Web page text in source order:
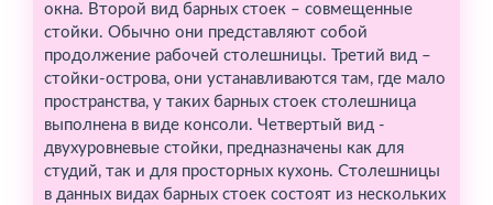
окна. Второй вид барных стоек – совмещенные
стойки. Обычно они представляют собой
продолжение рабочей столешницы. Третий вид –
стойки-острова, они устанавливаются там, где мало
пространства, у таких барных стоек столешница
выполнена в виде консоли. Четвертый вид -
двухуровневые стойки, предназначены как для
студий, так и для просторных кухонь. Столешницы
в данных видах барных стоек состоят из нескольких